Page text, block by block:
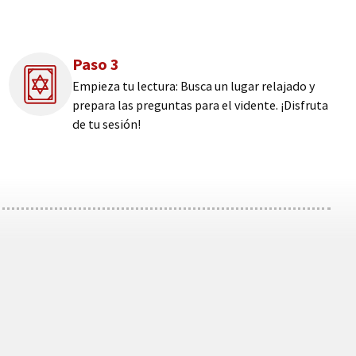
Paso 3
Empieza tu lectura: Busca un lugar relajado y
prepara las preguntas para el vidente. ¡Disfruta
de tu sesión!